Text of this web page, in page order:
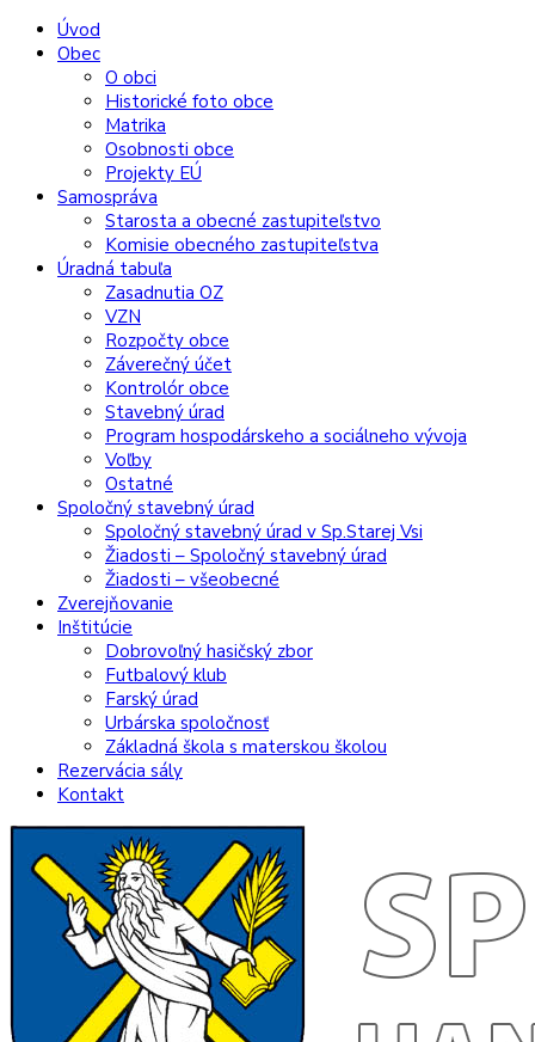
Preskočiť
Preskočiť
Preskočiť
Preskočiť
Úvod
Obec
O obci
Historické foto obce
Matrika
Osobnosti obce
Projekty EÚ
Samospráva
Starosta a obecné zastupiteľstvo
Komisie obecného zastupiteľstva
Úradná tabuľa
Zasadnutia OZ
VZN
Rozpočty obce
Záverečný účet
Kontrolór obce
Stavebný úrad
Program hospodárskeho a sociálneho vývoja
Voľby
Ostatné
Spoločný stavebný úrad
Spoločný stavebný úrad v Sp.Starej Vsi
Žiadosti – Spoločný stavebný úrad
Žiadosti – všeobecné
Zverejňovanie
Inštitúcie
Dobrovoľný hasičský zbor
Futbalový klub
Farský úrad
Urbárska spoločnosť
Základná škola s materskou školou
Rezervácia sály
Kontakt